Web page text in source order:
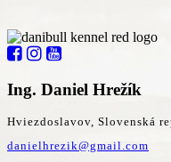
Ing. Daniel Hrežík
Hviezdoslavov, Slovenská
danielhrezik@gmail.com